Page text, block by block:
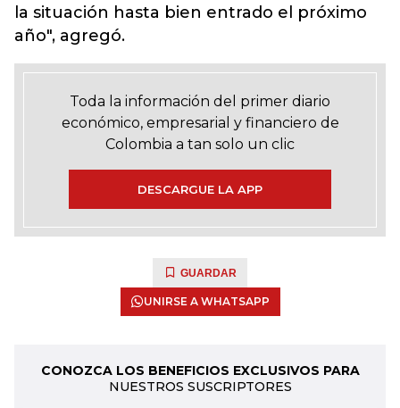
la situación hasta bien entrado el próximo
año", agregó.
Toda la información del primer diario
económico, empresarial y financiero de
Colombia a tan solo un clic
DESCARGUE LA APP
GUARDAR
UNIRSE A WHATSAPP
CONOZCA LOS BENEFICIOS EXCLUSIVOS PARA
NUESTROS SUSCRIPTORES